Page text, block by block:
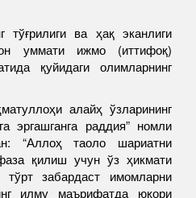
тўғрилиги ва ҳақ эканлиги
уммати ижмо (иттифоқ)
қуйидаги олимларнинг
алайҳ ўзларининг
эргашганга раддия” номли
“Аллоҳ таоло шариатни
қилиш учун ўз ҳикмати
забардаст имомларни
илму маърифатда юқори